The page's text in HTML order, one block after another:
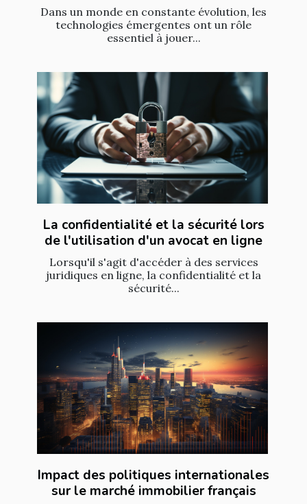
Dans un monde en constante évolution, les
technologies émergentes ont un rôle
essentiel à jouer...
La confidentialité et la sécurité lors
de l'utilisation d'un avocat en ligne
Lorsqu'il s'agit d'accéder à des services
juridiques en ligne, la confidentialité et la
sécurité...
Impact des politiques internationales
sur le marché immobilier français